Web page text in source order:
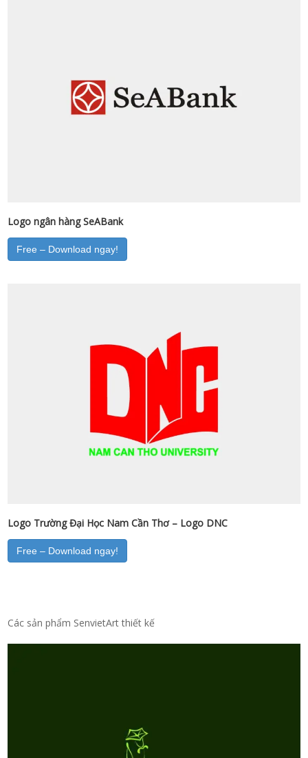
Logo ngân hàng SeABank
Free – Download ngay!
Logo Trường Đại Học Nam Cần Thơ – Logo DNC
Free – Download ngay!
Các sản phẩm SenvietArt thiết kế